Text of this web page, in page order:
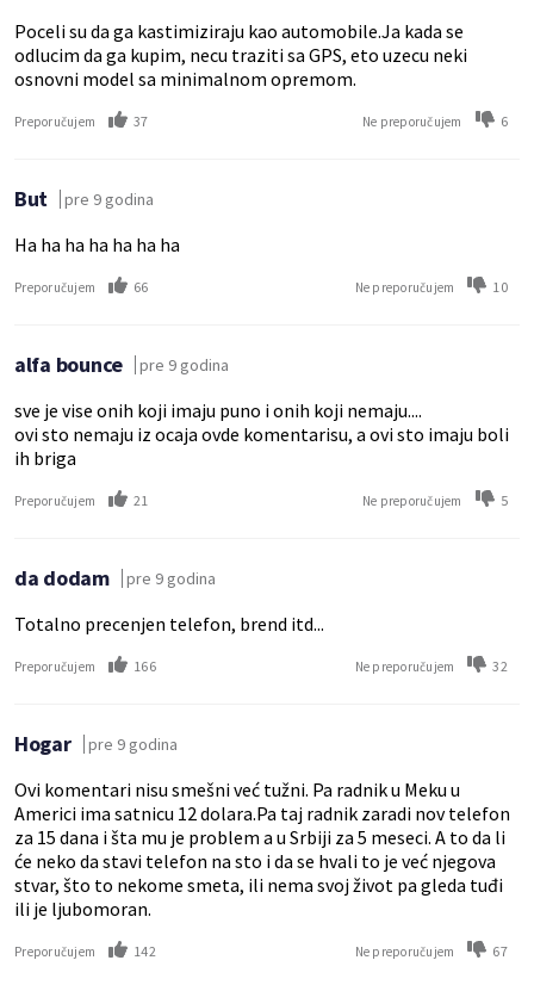
Poceli su da ga kastimiziraju kao automobile.Ja kada se
odlucim da ga kupim, necu traziti sa GPS, eto uzecu neki
osnovni model sa minimalnom opremom.
Preporučujem 37 Ne preporučujem 6
But pre 9 godina
Ha ha ha ha ha ha ha
Preporučujem 66 Ne preporučujem 10
alfa bounce pre 9 godina
sve je vise onih koji imaju puno i onih koji nemaju....
ovi sto nemaju iz ocaja ovde komentarisu, a ovi sto imaju boli
ih briga
Preporučujem 21 Ne preporučujem 5
da dodam pre 9 godina
Totalno precenjen telefon, brend itd...
Preporučujem 166 Ne preporučujem 32
Hogar pre 9 godina
Ovi komentari nisu smešni već tužni. Pa radnik u Meku u
Americi ima satnicu 12 dolara.Pa taj radnik zaradi nov telefon
za 15 dana i šta mu je problem a u Srbiji za 5 meseci. A to da li
će neko da stavi telefon na sto i da se hvali to je već njegova
stvar, što to nekome smeta, ili nema svoj život pa gleda tuđi
ili je ljubomoran.
Preporučujem 142 Ne preporučujem 67